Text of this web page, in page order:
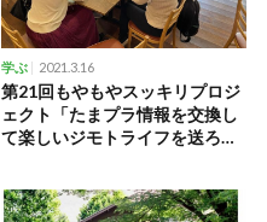
学ぶ 2021.3.16
第21回もやもやスッキリプロジ
ェクト「たまプラ情報を交換し
て楽しいジモトライフを送ろ